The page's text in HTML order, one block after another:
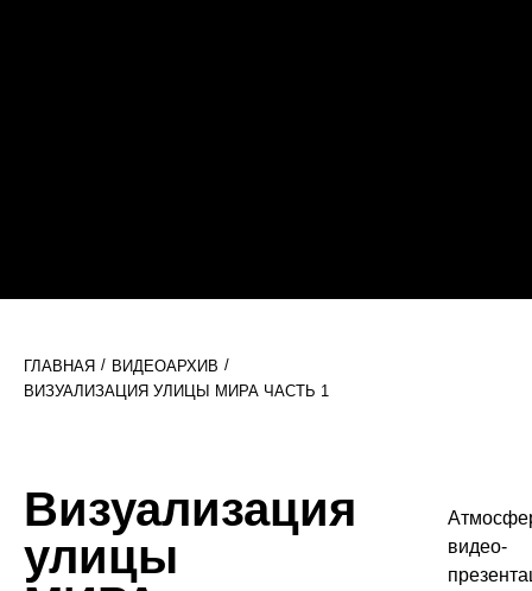
ГЛАВНАЯ / ВИДЕОАРХИВ /
ВИЗУАЛИЗАЦИЯ УЛИЦЫ МИРА ЧАСТЬ 1
Визуализация
улицы
видео-